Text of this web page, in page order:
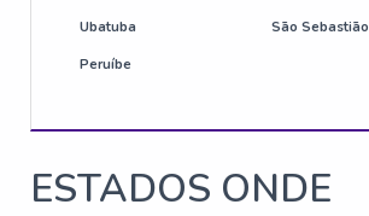
Ubatuba São Sebastião
Peruíbe
ESTADOS ONDE